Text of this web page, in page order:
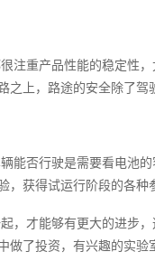
注重产品性能的稳定性
上，路途的安全除了驾
能否行驶是需要看电池
获得试运行阶段的各种
，才能够有更大的进步
做了投资，有兴趣的实